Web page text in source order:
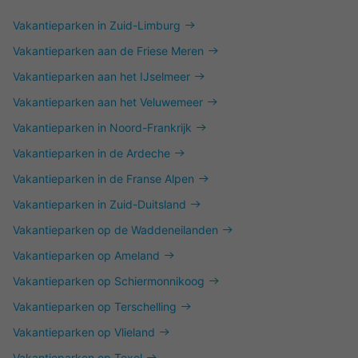
Vakantieparken in Zuid-Limburg
Vakantieparken aan de Friese Meren
Vakantieparken aan het IJselmeer
Vakantieparken aan het Veluwemeer
Vakantieparken in Noord-Frankrijk
Vakantieparken in de Ardeche
Vakantieparken in de Franse Alpen
Vakantieparken in Zuid-Duitsland
Vakantieparken op de Waddeneilanden
Vakantieparken op Ameland
Vakantieparken op Schiermonnikoog
Vakantieparken op Terschelling
Vakantieparken op Vlieland